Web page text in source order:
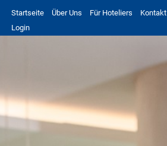
Startseite Über Uns Für Hoteliers
Kontakt
Login